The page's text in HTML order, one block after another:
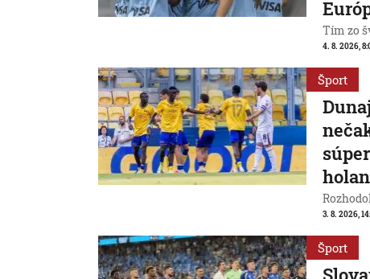
Tím zo
4. 8. 2026,
Šport
3. 8. 2026,
Šport